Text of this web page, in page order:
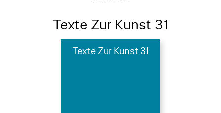
Texte Zur Kunst 31
Texte Zur Kunst 31